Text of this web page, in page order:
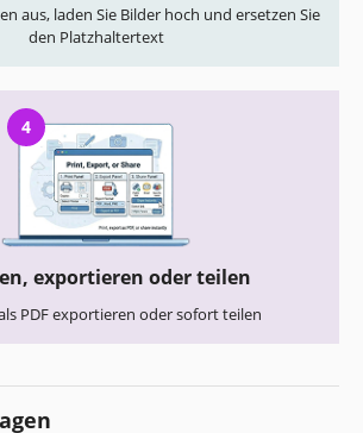
aus, laden Sie Bilder hoch und ersetzen Sie
den Platzhaltertext
4
exportieren oder teilen
PDF exportieren oder sofort teilen